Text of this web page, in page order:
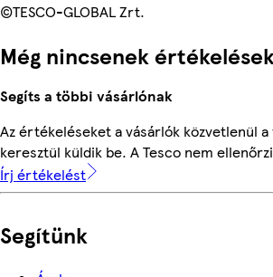
©TESCO-GLOBAL Zrt.
Még nincsenek
Segíts a többi vásárlónak
Az értékeléseket a vásárlók közvetlenül a
keresztül küldik be. A Tesco nem
Írj értékelést
Segítünk